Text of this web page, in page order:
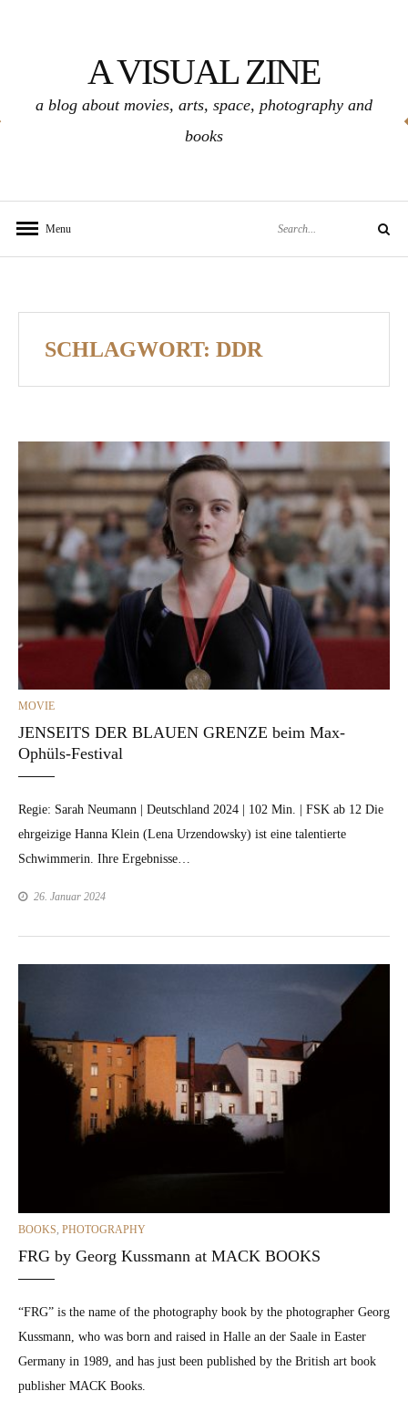
A VISUAL ZINE
a blog about movies, arts, space, photography and
books
Menu Search
SCHLAGWORT: DDR
CATEGORIES
MOVIE
JENSEITS DER BLAUEN GRENZE beim Max-
Ophüls-Festival
Regie: Sarah Neu­mann | Deutsch­land 2024 | 102 Min. | FSK ab 12 Die
ehrgeizige Han­na Klein (Lena Urzen­dowsky) ist eine tal­en­tierte
Schwim­merin. Ihre Ergeb­nisse…
26. Januar 2024
CATEGORIES
BOOKS PHOTOGRAPHY
FRG by Georg Kussmann at MACK BOOKS
“FRG” is the name of the pho­tog­ra­phy book by the pho­tog­ra­ph­er Georg
Kuss­mann, who was born and raised in Halle an der Saale in East­er
Ger­many in 1989, and has just been pub­lished by the British art book
pub­lish­er MACK Books.